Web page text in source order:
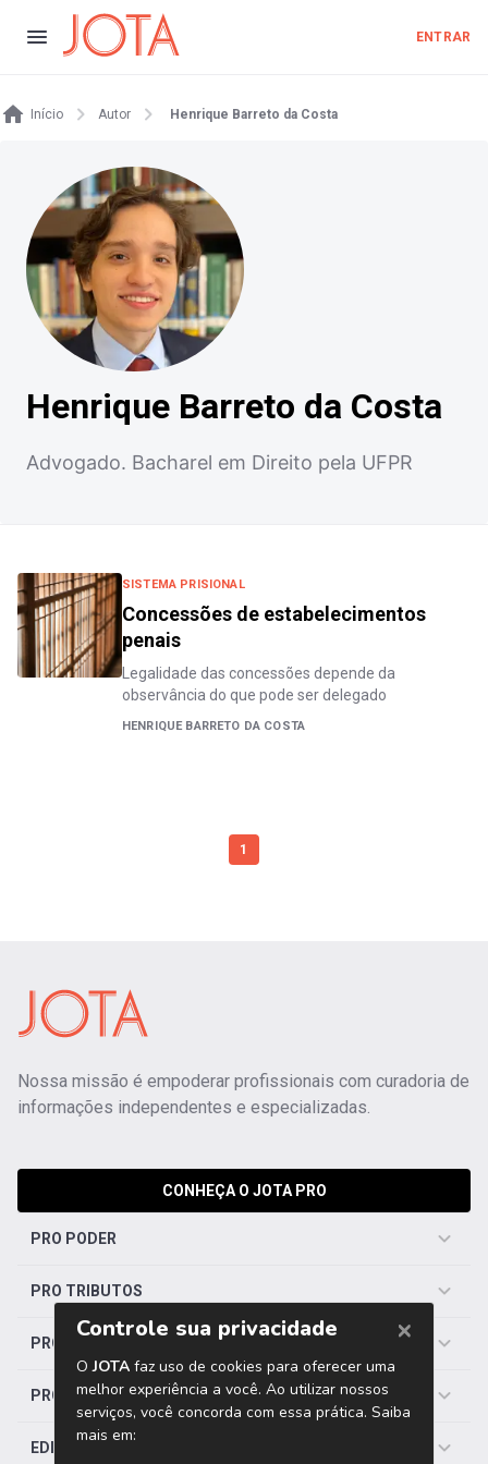
ENTRAR
Início Autor Henrique Barreto da Costa
Henrique Barreto da Costa
Advogado. Bacharel em Direito pela UFPR
SISTEMA PRISIONAL
Concessões de estabelecimentos
penais
Legalidade das concessões depende da
observância do que pode ser delegado
HENRIQUE BARRETO DA COSTA
1
Nossa missão é empoderar profissionais com curadoria de
informações independentes e especializadas.
CONHEÇA O JOTA PRO
PRO PODER
PRO TRIBUTOS
PRO TRABALHISTA
PRO SAÚDE
EDITORIAS